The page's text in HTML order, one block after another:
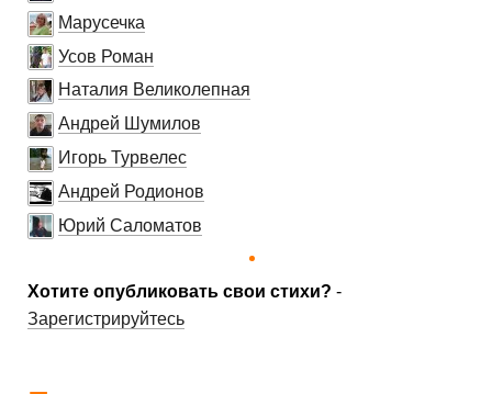
Марусечка
Усов Роман
Наталия Великолепная
Андрей Шумилов
Игорь Турвелес
Андрей Родионов
Юрий Саломатов
Хотите опубликовать свои стихи? -
Зарегистрируйтесь